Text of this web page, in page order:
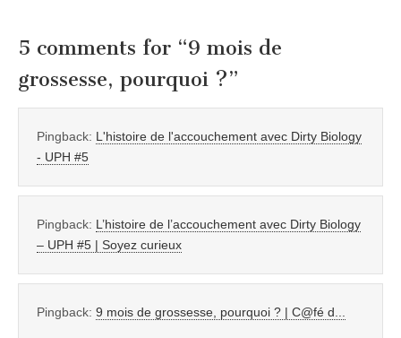
5 comments for “9 mois de
grossesse, pourquoi ?”
Pingback: L'histoire de l'accouchement avec Dirty Biology
- UPH #5
Pingback: L’histoire de l’accouchement avec Dirty Biology
– UPH #5 | Soyez curieux
Pingback: 9 mois de grossesse, pourquoi ? | C@fé d...